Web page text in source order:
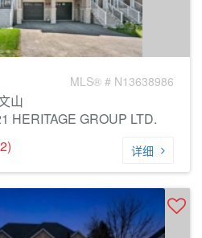
MLS® # N13638986
山
HERITAGE GROUP LTD.
详细